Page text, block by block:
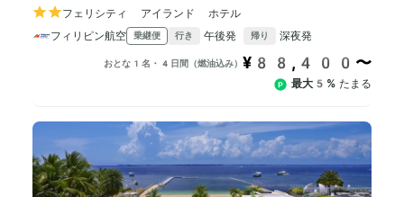
フェリシティ アイランド ホテル
フィリピン航空
乗継便 行き 午後発 帰り 深夜発
おとな1名・4日間（燃油込み） ¥88,400〜
最大5% たまる